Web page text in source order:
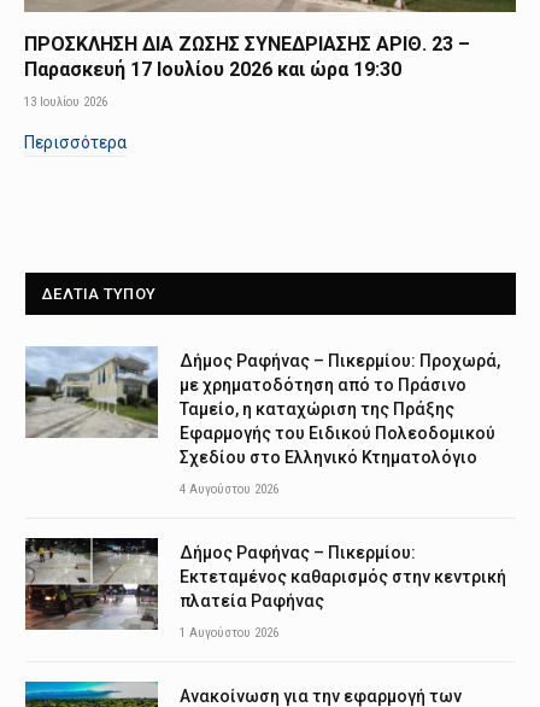
ΠΡΟΣΚΛΗΣΗ ΔΙΑ ΖΩΣΗΣ ΣΥΝΕΔΡΙΑΣΗΣ ΑΡΙΘ. 23 –
Παρασκευή 17 Ιουλίου 2026 και ώρα 19:30
13 Ιουλίου 2026
Περισσότερα
ΔΕΛΤΙΑ ΤΥΠΟΥ
Δήμος Ραφήνας – Πικερμίου: Προχωρά,
με χρηματοδότηση από το Πράσινο
Ταμείο, η καταχώριση της Πράξης
Εφαρμογής του Ειδικού Πολεοδομικού
Σχεδίου στο Ελληνικό Κτηματολόγιο
4 Αυγούστου 2026
Δήμος Ραφήνας – Πικερμίου:
Εκτεταμένος καθαρισμός στην κεντρική
πλατεία Ραφήνας
1 Αυγούστου 2026
Ανακοίνωση για την εφαρμογή των